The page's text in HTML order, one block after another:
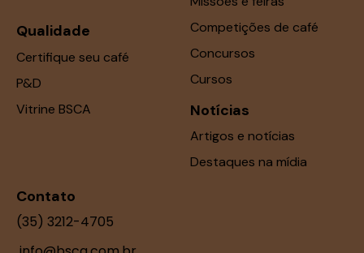
Qualidade
Certifique seu café
P&D
Vitrine BSCA
Competições de café
Concursos
Cursos
Notícias
Artigos e notícias
Destaques na mídia
Contato
(35) 3212-4705